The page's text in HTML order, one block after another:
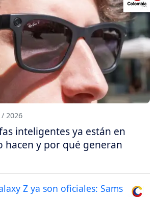
/ 2026
inteligentes ya están en
hacen y por qué generan